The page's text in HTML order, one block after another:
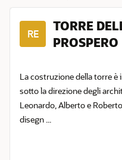
RE
TORRE
PROSPERO
La costruzione della torre è
sotto la direzione degli
Leonardo, Alberto e
disegn ...